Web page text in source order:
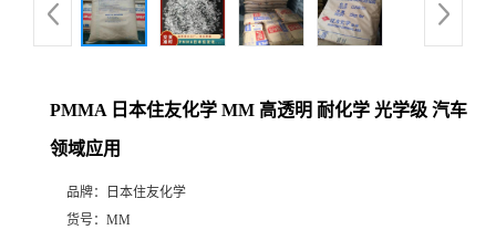
PMMA 日本住友化学 MM 高透明 耐化学 光学级 汽车
领域应用
品牌：
日本住友化学
货号： MM